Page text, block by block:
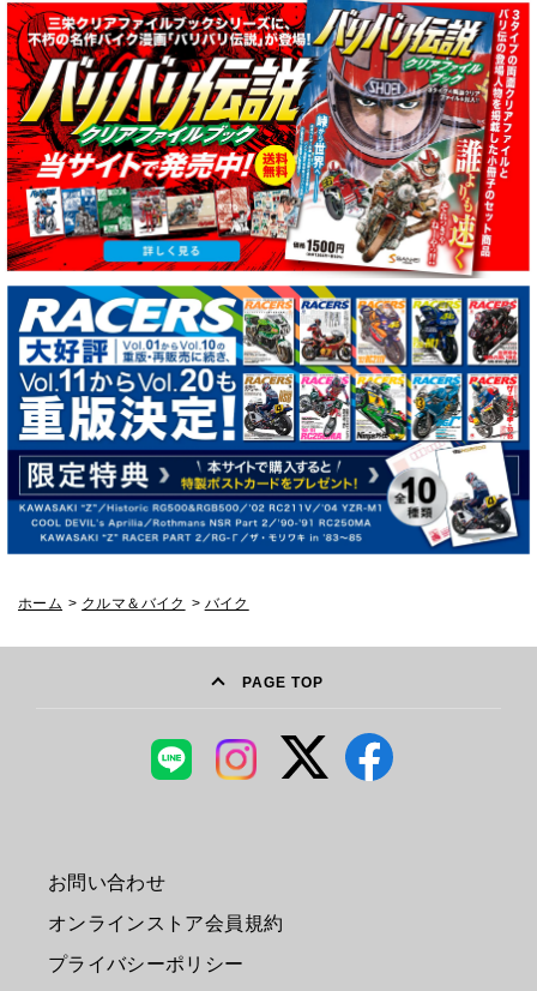
ホーム > クルマ＆バイク > バイク
PAGE TOP
お問い合わせ
オンラインストア会員規約
プライバシーポリシー